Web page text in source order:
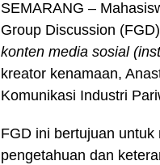
SEMARANG –
Group Discussion
konten media sosial
kreator kenamaan,
Komunikasi Industri
FGD ini bertujuan
pengetahuan dan